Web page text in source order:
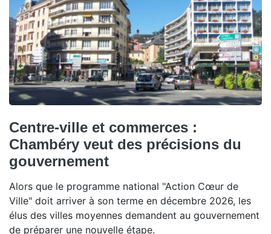
Centre-ville et commerces :
Chambéry veut des précisions du
gouvernement
Alors que le programme national "Action Cœur de
Ville" doit arriver à son terme en décembre 2026, les
élus des villes moyennes demandent au gouvernement
de préparer une nouvelle étape.